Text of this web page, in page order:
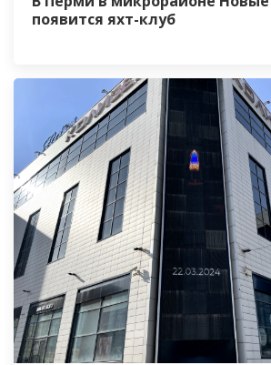
появится яхт-клуб